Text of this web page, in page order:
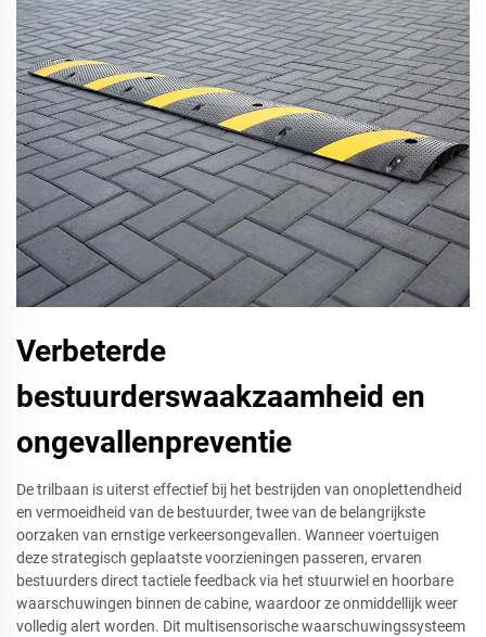
Verbeterde
bestuurderswaakzaamheid en
ongevallenpreventie
De trilbaan is uiterst effectief bij het bestrijden van onoplettendheid
en vermoeidheid van de bestuurder, twee van de belangrijkste
oorzaken van ernstige verkeersongevallen. Wanneer voertuigen
deze strategisch geplaatste voorzieningen passeren, ervaren
bestuurders direct tactiele feedback via het stuurwiel en hoorbare
waarschuwingen binnen de cabine, waardoor ze onmiddellijk weer
volledig alert worden. Dit multisensorische waarschuwingssysteem